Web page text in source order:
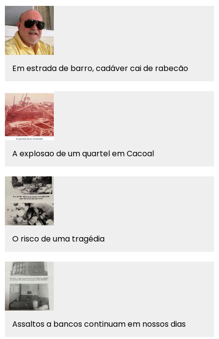
Em estrada de barro, cadáver cai de rabecão
A explosao de um quartel em Cacoal
O risco de uma tragédia
Assaltos a bancos continuam em nossos dias